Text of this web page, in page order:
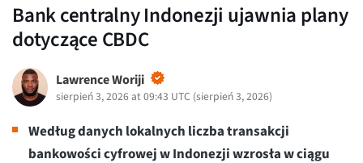
Bank centralny Indonezji ujawnia plany
dotyczące CBDC
Lawrence Woriji
sierpień 3, 2026 at 09:43 UTC (sierpień 3, 2026)
Według danych lokalnych liczba transakcji
bankowości cyfrowej w Indonezji wzrosła w ciągu